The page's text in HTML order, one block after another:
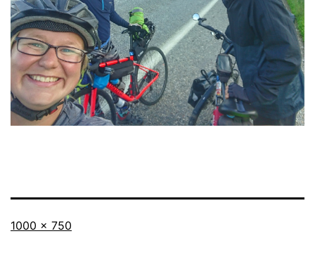
Originalgröße
1000 × 750